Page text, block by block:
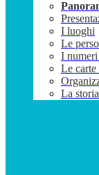
I luoghi
Le
I numeri
Le carte
La storia